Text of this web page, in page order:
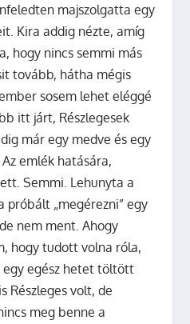
majszolgatta egy
Kira addig nézte, amíg
hogy nincs semmi más
tovább, hátha mégis
sosem lehet eléggé
itt járt, Részlegesek
már egy medve és egy
emlék hatására,
Semmi. Lehunyta a
próbált „megérezni” egy
nem ment. Ahogy
hogy tudott volna róla,
egy egész hetet töltött
Részleges volt, de
meg benne a